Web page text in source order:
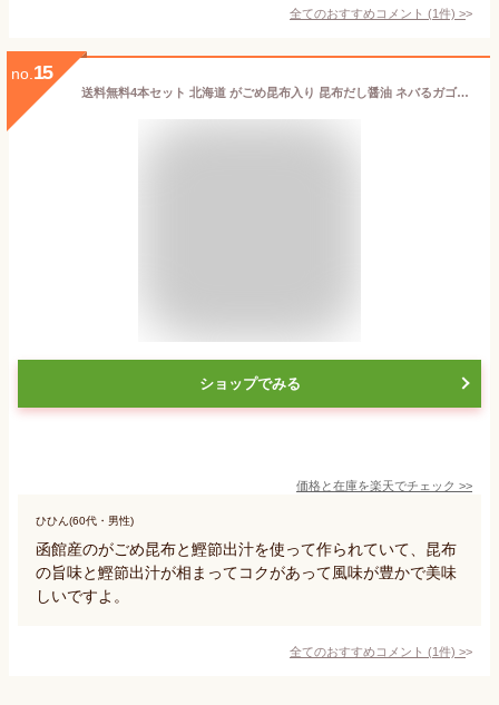
全てのおすすめコメント (1件) >
no. 15
送料無料4本セット 北海道 がごめ昆布入り 昆布だし醤油 ネバるガゴメ昆布醤油) 500ml×4本 (ボトル内にガゴメ昆布入り) 鰹節エキス入 和食 刺身醤油 海鮮丼に
ショップでみる
価格と在庫を楽天でチェック >>
ひひん(60代・男性)
函館産のがごめ昆布と鰹節出汁を使って作られていて、昆布
の旨味と鰹節出汁が相まってコクがあって風味が豊かで美味
しいですよ。
全てのおすすめコメント (1件) >